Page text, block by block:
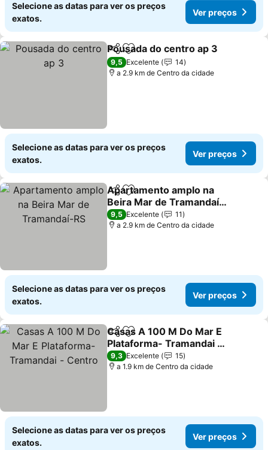
Selecione as datas para ver os preços
exatos.
Ver preços
PartilharAdicionar aos favoritos
Pousada do centro ap 3
9,5 Excelente
14
a 2.9 km de Centro da cidade
Selecione as datas para ver os preços
exatos.
Ver preços
PartilharAdicionar aos favoritos
Apartamento amplo na
Beira Mar de Tramandaí-
RS
9,5 Excelente
11
a 2.9 km de Centro da cidade
Selecione as datas para ver os preços
exatos.
Ver preços
PartilharAdicionar aos favoritos
Casas A 100 M Do Mar E
Plataforma- Tramandai -
Centro
9,3 Excelente
15
a 1.9 km de Centro da cidade
Selecione as datas para ver os preços
exatos.
Ver preços